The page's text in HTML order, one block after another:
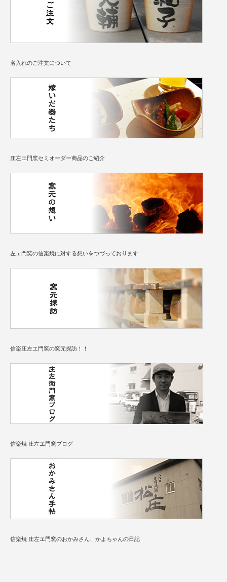
名入れのご注文について
庄左エ門窯セミオーダー商品のご紹介
左ェ門窯の信楽焼に対する想いをつづっております
信楽庄左エ門窯の窯元探訪！！
信楽焼 庄左エ門窯ブログ
信楽焼 庄左エ門窯のおかみさん、かよちゃんの日記